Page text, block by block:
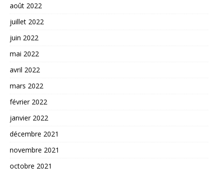
août 2022
juillet 2022
juin 2022
mai 2022
avril 2022
mars 2022
février 2022
janvier 2022
décembre 2021
novembre 2021
octobre 2021